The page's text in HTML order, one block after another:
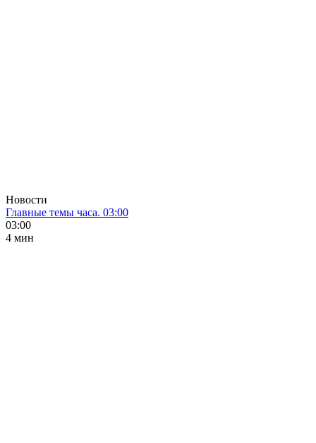
Новости
Главные темы часа. 03:00
03:00
4 мин